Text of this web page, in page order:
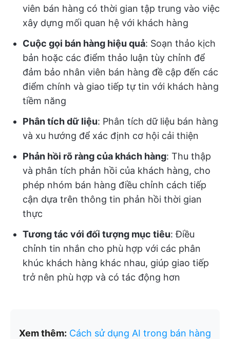
viên bán hàng có thời gian tập trung vào việc
xây dựng mối quan hệ với khách hàng
Cuộc gọi bán hàng hiệu quả: Soạn thảo kịch
bản hoặc các điểm thảo luận tùy chỉnh để
đảm bảo nhân viên bán hàng đề cập đến các
điểm chính và giao tiếp tự tin với khách hàng
tiềm năng
Phân tích dữ liệu: Phân tích dữ liệu bán hàng
và xu hướng để xác định cơ hội cải thiện
Phản hồi rõ ràng của khách hàng: Thu thập
và phân tích phản hồi của khách hàng, cho
phép nhóm bán hàng điều chỉnh cách tiếp
cận dựa trên thông tin phản hồi thời gian
thực
Tương tác với đối tượng mục tiêu: Điều
chỉnh tin nhắn cho phù hợp với các phân
khúc khách hàng khác nhau, giúp giao tiếp
trở nên phù hợp và có tác động hơn
Xem thêm: Cách sử dụng AI trong bán hàng